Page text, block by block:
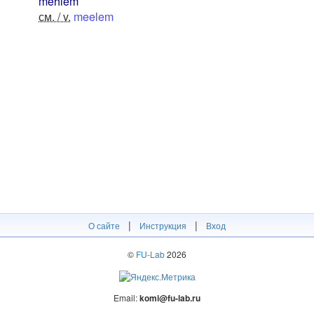
см. / v. meelem
О сайте | Инструкция | Вход
© FU-Lab2026
Email:komi@fu-lab.ru